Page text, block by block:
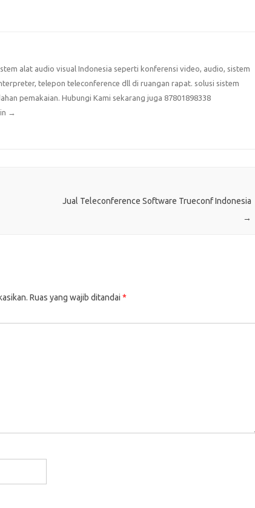
alat audio visual Indonesia seperti konferensi video, audio, sistem
telepon teleconference dll di ruangan rapat. solusi sistem
pemakaian. Hubungi Kami sekarang juga 87801898338
→
Jual Teleconference Software Trueconf Indonesia
→
Ruas yang wajib ditandai *